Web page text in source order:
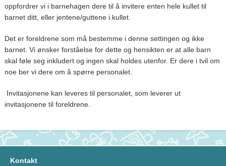
oppfordrer vi i barnehagen dere til å invitere enten hele kullet til
barnet ditt, eller jentene/guttene i kullet.
Det er foreldrene som må bestemme i denne settingen og ikke
barnet. Vi ønsker forståelse for dette og hensikten er at alle barn
skal føle seg inkludert og ingen skal holdes utenfor. Er dere i tvil om
noe ber vi dere om å spørre personalet.
Invitasjonene kan leveres til personalet, som leverer ut
invitasjonene til foreldrene.
Kontakt